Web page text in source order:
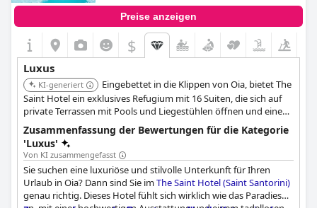
Preise anzeigen
$
Luxus
KI-generiert
Eingebettet in die Klippen von Oia, bietet The
Saint Hotel ein exklusives Refugium mit 16 Suiten, die sich auf
private Terrassen mit Pools und Liegestühlen öffnen und einen
uneingeschränkten Blick auf die vulkanische Bucht bieten. Es
zeichnet sich durch anspruchsvolle Ästhetik, ein Sacred Spa und
das Trinity Restaurant aus, das sich auf gehobene lokale
Geschmäcker konzentriert.
Zusammenfassung der Bewertungen für die Kategorie
'Luxus'
Von KI zusammengefasst
Sie suchen eine luxuriöse und stilvolle Unterkunft für Ihren
Urlaub in Oia? Dann sind Sie imThe Saint Hotel (Saint Santorini)
genau richtig. Dieses Hotel fühlt sich wirklich wie das Paradies